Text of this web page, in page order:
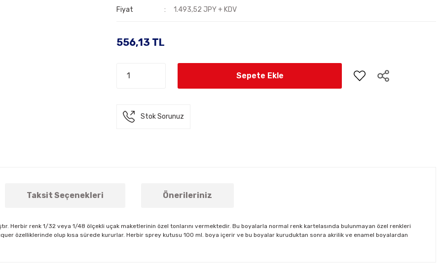
Fiyat 1.493,52 JPY + KDV
556,13 TL
Sepete Ekle
Stok Sorunuz
Taksit Seçenekleri Önerileriniz
Herbir renk 1/32 veya 1/48 ölçekli uçak maketlerinin özel tonlarını vermektedir. Bu boyalarla normal renk kartelasında bulunmayan özel renkleri
özelliklerinde olup kısa sürede kururlar. Herbir sprey kutusu 100 ml. boya içerir ve bu boyalar kuruduktan sonra akrilik ve enamel boyalardan